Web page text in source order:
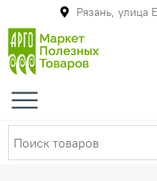
Рязань, улица